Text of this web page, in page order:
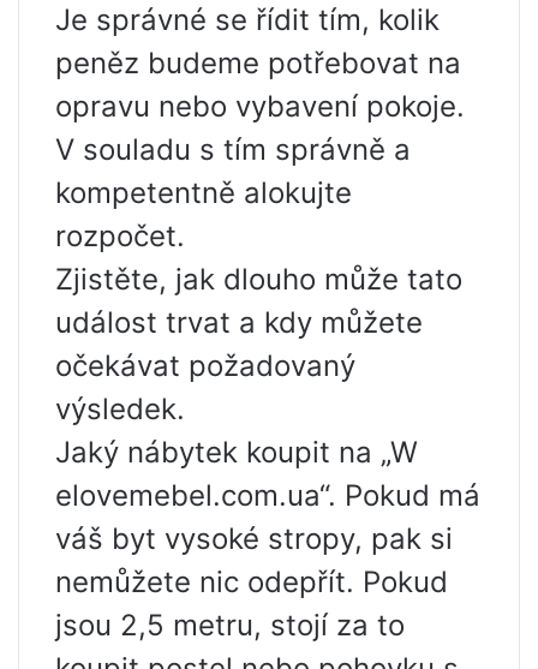
Je správné se řídit tím, kolik
peněz budeme potřebovat na
opravu nebo vybavení pokoje.
V souladu s tím správně a
kompetentně alokujte
rozpočet.
Zjistěte, jak dlouho může tato
událost trvat a kdy můžete
očekávat požadovaný
výsledek.
Jaký nábytek koupit na „W
elovemebel.com.ua“. Pokud má
váš byt vysoké stropy, pak si
nemůžete nic odepřít. Pokud
jsou 2,5 metru, stojí za to